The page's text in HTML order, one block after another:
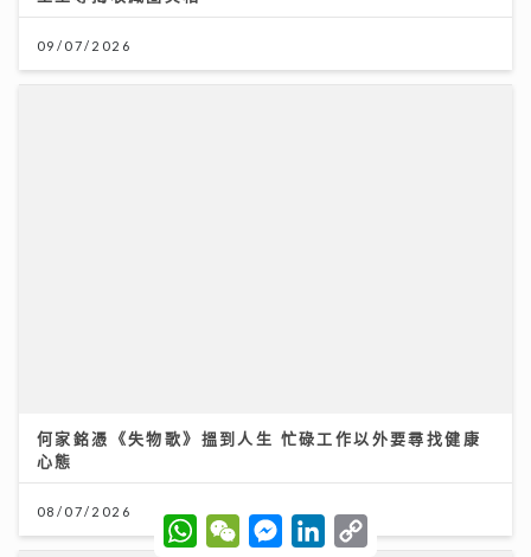
09/07/2026
何家銘憑《失物歌》搵到人生 忙碌工作以外要尋找健康
心態
08/07/2026
W
h
W
e
M
e
L
o